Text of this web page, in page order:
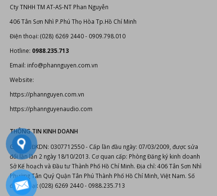
Cty TNHH TM AT-AS-NT Phan Nguyễn
406 Tân Sơn Nhì P.Phú Thọ Hòa Tp.Hồ Chí Minh
Điện thoại: (028) 6269 2440 - 0909.798.010
Hotline: 0988.235.713
Email: info@phannguyen.com.vn
Website:
https://phannguyen.com.vn
https://phannguyenaudio.com
THÔNG TIN KINH DOANH
Giấy CNĐKDN: 0307712550 - Cấp lần đầu ngày: 07/03/2009, được sửa
đổi lần lần 2 ngày 18/10/2013. Cơ quan cấp: Phòng Đăng ký kinh doanh
Sở Kế hoạch và Đầu tư Thành Phố Hồ Chí Minh. Địa chỉ: 406 Tân Sơn Nhì
Phường Tân Quý Quận Tân Phú Thành Phố Hồ Chí Minh, Việt Nam. Số
điện thoại: (028) 6269 2440 - 0988.235.713